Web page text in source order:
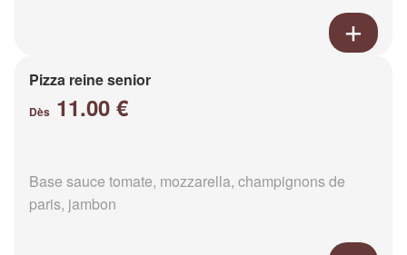
Pizza reine senior
Dès 11.00 €
Base sauce tomate, mozzarella, champignons de
paris, jambon